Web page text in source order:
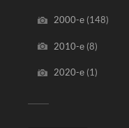
2000-е(148)
2010-е(8)
2020-е(1)